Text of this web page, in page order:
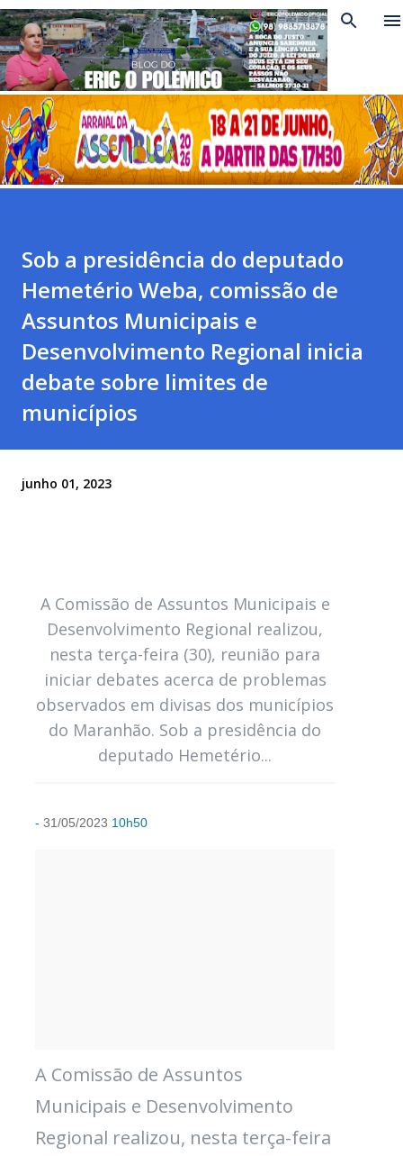
Pular para o conteúdo principal
Sob a presidência do deputado
Hemetério Weba, comissão de
Assuntos Municipais e
Desenvolvimento Regional inicia
debate sobre limites de
municípios
junho 01, 2023
A Comissão de Assuntos Municipais e
Desenvolvimento Regional realizou,
nesta terça-feira (30), reunião para
iniciar debates acerca de problemas
observados em divisas dos municípios
do Maranhão. Sob a presidência do
deputado Hemetério...
- 31/05/2023 10h50
A Comissão de Assuntos
Municipais e Desenvolvimento
Regional realizou, nesta terça-feira